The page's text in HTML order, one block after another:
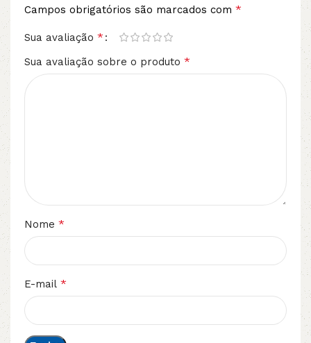
Campos obrigatórios são marcados com *
Sua avaliação *
Sua avaliação sobre o produto *
Nome *
E-mail *